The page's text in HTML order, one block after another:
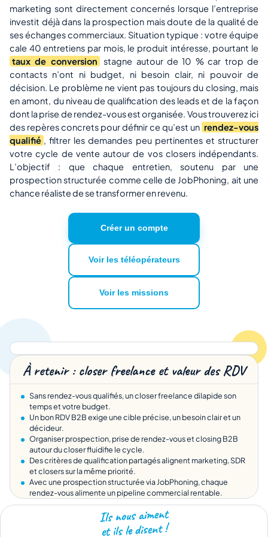
marketing sont directement concernés lorsque l’entreprise
investit déjà dans la prospection mais doute de la qualité de
ses échanges commerciaux. Situation typique : votre équipe
cale 40 entretiens par mois, le produit intéresse, pourtant le
taux de conversion stagne autour de 10 % car trop de
contacts n’ont ni budget, ni besoin clair, ni pouvoir de
décision. Le problème ne vient pas toujours du closing, mais
en amont, du niveau de qualification des leads et de la façon
dont la prise de rendez-vous est organisée. Vous trouverez ici
des repères concrets pour définir ce qu’est un rendez-vous
qualifié , filtrer les demandes peu pertinentes et structurer
votre cycle de vente autour de vos closers indépendants.
L’objectif : que chaque entretien, soutenu par une
prospection structurée comme celle de JobPhoning, ait une
chance réaliste de se transformer en revenu.
Créer un compte
Voir les téléopérateurs
Voir les missions
À retenir : closer freelance et valeur des RDV
Sans rendez-vous qualifiés, un closer freelance dilapide son
temps et votre budget.
Un bon RDV B2B exige une cible précise, un besoin clair et un
décideur.
Organiser prospection, prise de rendez-vous et closing B2B
autour du closer fluidifie le cycle.
Des critères de qualification partagés alignent marketing, SDR
et closers sur la même priorité.
Avec une prospection structurée via JobPhoning, chaque
rendez-vous alimente un pipeline commercial rentable.
Closer indépendant : vendeur freelance spécialisé dans la
conclusion des offres complexes.
Rendez-vous qualifié : entretien avec un décideur ciblé, besoin
Ils nous aiment
et ils le disent !